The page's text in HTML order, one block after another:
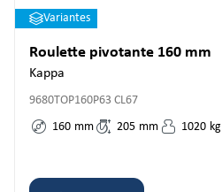
Variantes
Roulette pivotante 160 mm
Kappa
9680TOP160P63 CL67
160 mm 205 mm 1020 kg